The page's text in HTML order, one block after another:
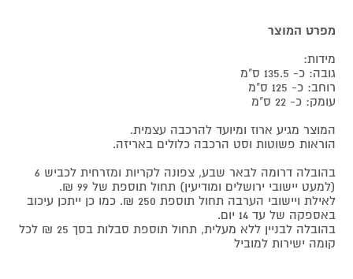
מפרט המוצר
מידות:
גובה: כ- 135.5 ס"מ
רוחב: כ- 125 ס"מ
עומק: כ- 22 ס"מ
המוצר מגיע ארוז ומיועד להרכבה עצמית.
הוראות פשוטות וסט הרכבה כלולים באריזה.
בהובלה דרומה לבאר שבע, צפונה לקריות ומזרחית לכביש 6
(למעט יישובי ירושלים ומודיעין) תחול תוספת של 99 ₪.
לאילת ויישובי הערבה תחול תוספת 250 ₪. כמו כן ייתכן עיכוב
באספקה של עד 14 יום.
בהובלה לבניין ללא מעלית, תחול תוספת סבלות בסך 25 ₪ לכל
קומה ישירות למוביל